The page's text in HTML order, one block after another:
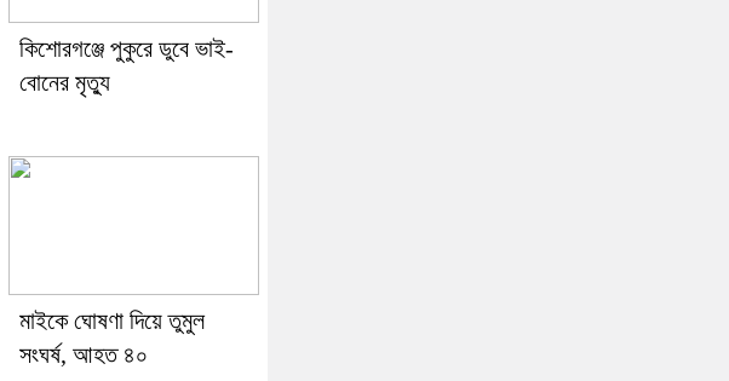
কিশোরগঞ্জে পুকুরে ডুবে ভাই-
বোনের মৃত্যু
মাইকে ঘোষণা দিয়ে তুমুল
সংঘর্ষ, আহত ৪০